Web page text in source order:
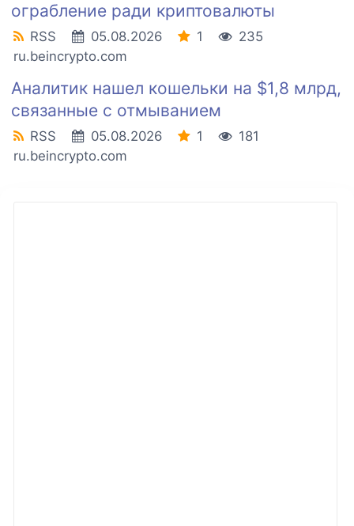
ограбление ради криптовалюты
RSS 05.08.2026 1
235
ru.beincrypto.com
Аналитик нашел кошельки на $1,8 млрд,
связанные с отмыванием
RSS 05.08.2026 1
181
ru.beincrypto.com